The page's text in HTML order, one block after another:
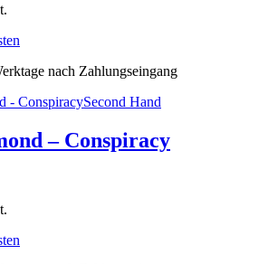
nach Zahlungseingang
Second Hand
– Conspiracy